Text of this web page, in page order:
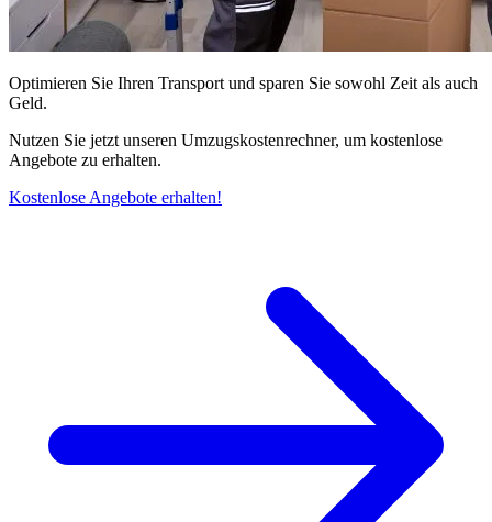
Optimieren Sie Ihren Transport und sparen Sie sowohl Zeit als auch
Geld.
Nutzen Sie jetzt unseren Umzugskostenrechner, um kostenlose
Angebote zu erhalten.
Kostenlose Angebote erhalten!